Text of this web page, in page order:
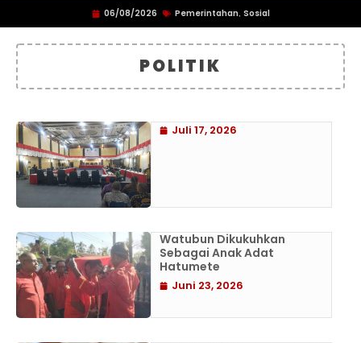
06/08/2026 Pemerintahan, Sosial
POLITIK
Juli 17, 2026
Watubun Dikukuhkan
Sebagai Anak Adat
Hatumete
Juni 23, 2026